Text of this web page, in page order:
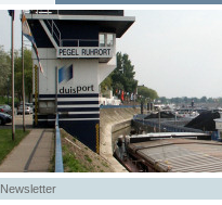
Newsletter